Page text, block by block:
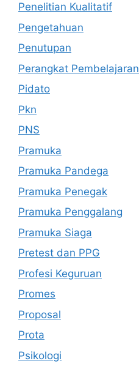
Penelitian Kualitatif
Pengetahuan
Penutupan
Perangkat Pembelajaran
Pidato
Pkn
PNS
Pramuka
Pramuka Pandega
Pramuka Penegak
Pramuka Penggalang
Pramuka Siaga
Pretest dan PPG
Profesi Keguruan
Promes
Proposal
Prota
Psikologi